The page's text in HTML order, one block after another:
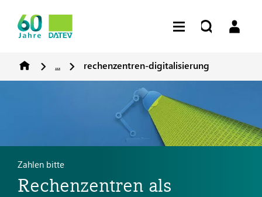
... rechenzentren-digitalisierung
Zahlen bitte
Rechenzentren als